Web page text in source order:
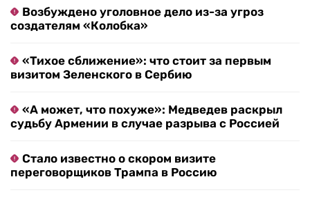
Возбуждено уголовное дело из-за угроз
создателям «Колобка»
«Тихое сближение»: что стоит за первым
визитом Зеленского в Сербию
«А может, что похуже»: Медведев раскрыл
судьбу Армении в случае разрыва с Россией
Стало известно о скором визите
переговорщиков Трампа в Россию